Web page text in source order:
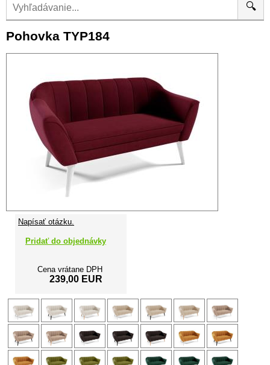
🔍
Pohovka TYP184
Napísať otázku.
Pridať do objednávky
Cena vrátane DPH
239,00 EUR